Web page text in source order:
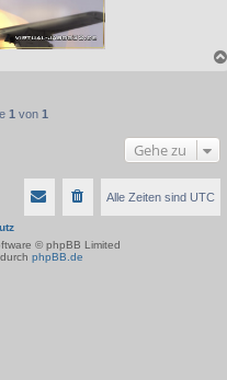
1 von 1
Gehe zu
Alle Zeiten sind UTC
© phpBB Limited
phpBB.de